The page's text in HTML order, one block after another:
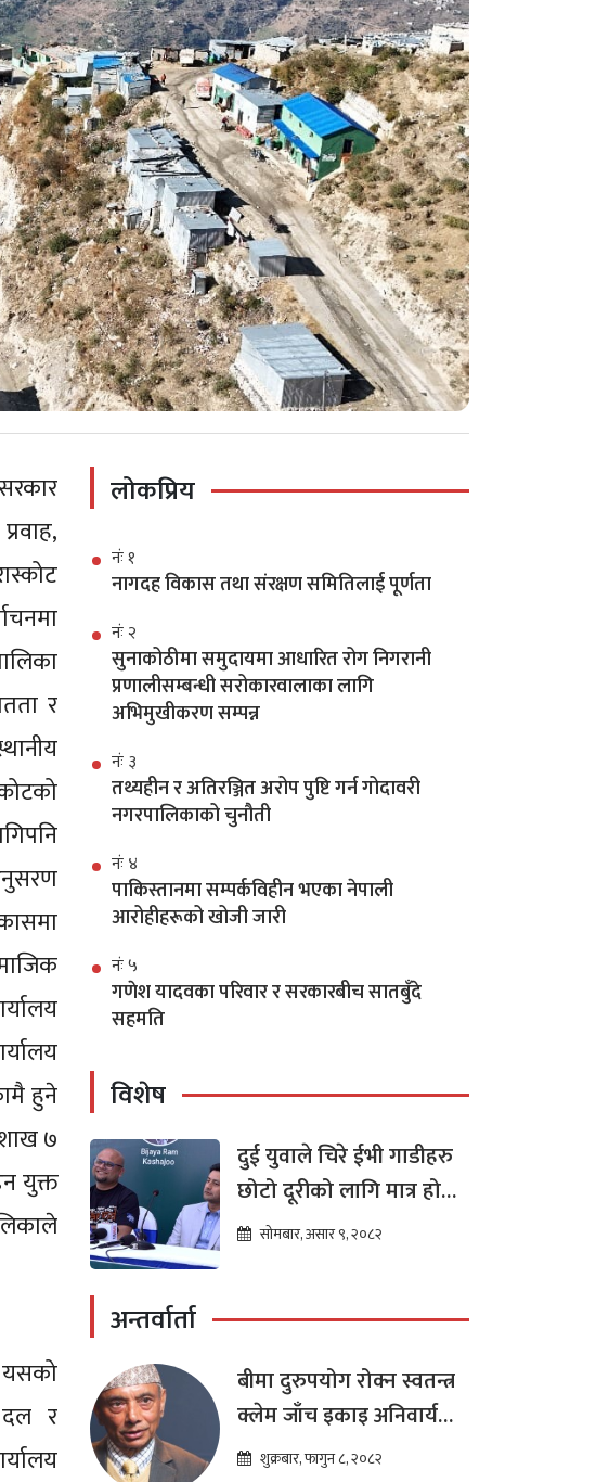
र
हुने
७
युक्त
यसको
र
लोकप्रिय
नंः १
नागदह विकास तथा संरक्षण समितिलाई पूर्णता
नंः २
सुनाकोठीमा समुदायमा आधारित रोग निगरानी
प्रणालीसम्बन्धी सरोकारवालाका लागि
अभिमुखीकरण सम्पन्न
नंः ३
तथ्यहीन र अतिरञ्जित अरोप पुष्टि गर्न गोदावरी
नगरपालिकाको चुनौती
नंः ४
पाकिस्तानमा सम्पर्कविहीन भएका नेपाली
आरोहीहरूको खोजी जारी
नंः ५
गणेश यादवका परिवार र सरकारबीच सातबुँदे
सहमति
विशेष
दुई युवाले चिरे ईभी गाडीहरु
छोटो दूरीको लागि मात्र हो
भन्ने मान्यता
सोमबार, असार ९, २०८२
अन्तर्वार्ता
बीमा दुरुपयोग रोक्न स्वतन्त्र
क्लेम जाँच इकाइ अनिवार्य
:डा. शम्भुप्रसाद आचार्य
शुक्रबार, फागुन ८, २०८२